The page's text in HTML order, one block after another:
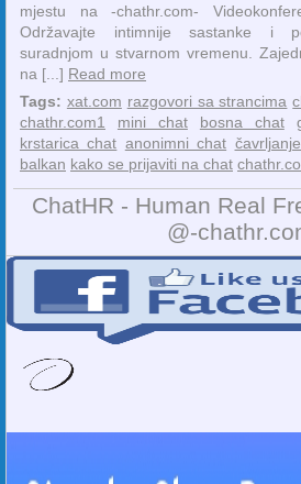
mjestu na -chathr.com-
Održavajte intimnije sastanke i
suradnjom u stvarnom vremenu.
na [...] Read more
Tags: xat.com razgovori sa strancima
chathr.com1
mini chat bosna chat
krstarica chat anonimni chat
balkan kako se prijaviti na chat
ChatHR - Human Real
@-